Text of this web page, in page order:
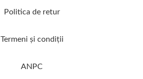
Politica de retur
Termeni şi condiţii
ANPC